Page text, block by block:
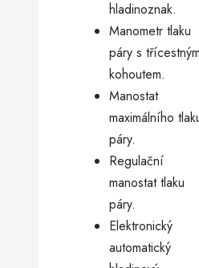
hladinoznak.
Manometr tlaku
páry s třícestným
kohoutem.
Manostat
maximálního
páry.
Regulační
manostat tlaku
páry.
Elektronický
automatický